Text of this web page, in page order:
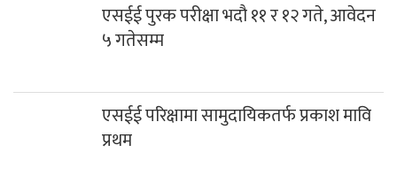
एसईई पुरक परीक्षा भदौ ११ र १२ गते, आवेदन
५ गतेसम्म
एसईई परिक्षामा सामुदायिकतर्फ प्रकाश मावि
प्रथम